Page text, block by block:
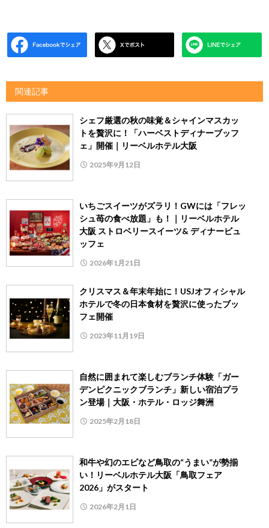
関連記事
シェフ厳選の秋の味覚＆シャインマスカッ
トを贅沢に！「ハーベストディナーブッフ
ェ」開催｜リーベルホテル大阪
2025年9月12日
いちごスイーツがズラリ！GWには「フレッ
シュ苺の食べ放題」も！｜リーベルホテル
大阪 ストロベリースイーツ& ディナービュ
ッフェ
2026年1月21日
クリスマス＆年末年始に！USJオフィシャル
ホテルで冬の日本食材を贅沢に使ったブッ
フェ開催
2023年11月19日
自然に囲まれて楽しむブランチ体験「ガー
デンピクニックブランチ」新しい宿泊プラ
ン登場｜大阪・ホテル・ロッジ舞洲
2025年2月18日
和牛や幻のエビなど鳥取の“うまい”が勢揃
い！リーベルホテル大阪「鳥取フェア
2026」がスタート
2026年2月1日